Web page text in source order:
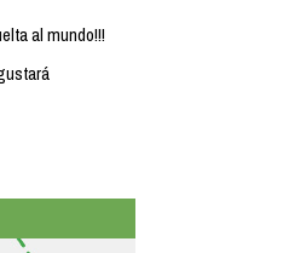
al mundo!!!